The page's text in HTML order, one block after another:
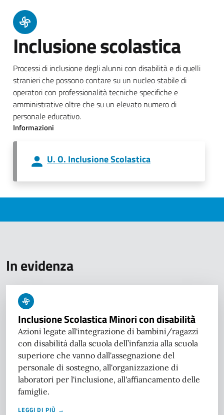
Inclusione scolastica
Processi di inclusione degli alunni con disabilità e di quelli
stranieri che possono contare su un nucleo stabile di
operatori con professionalità tecniche specifiche e
amministrative oltre che su un elevato numero di
personale educativo.
Informazioni
U. O. Inclusione Scolastica
In evidenza
Inclusione Scolastica Minori con disabilità
Azioni legate all'integrazione di bambini/ragazzi
con disabilità dalla scuola dell’infanzia alla scuola
superiore che vanno dall'assegnazione del
personale di sostegno, all'organizzazione di
laboratori per l'inclusione, all'affiancamento delle
famiglie.
LEGGI DI PIÙ →